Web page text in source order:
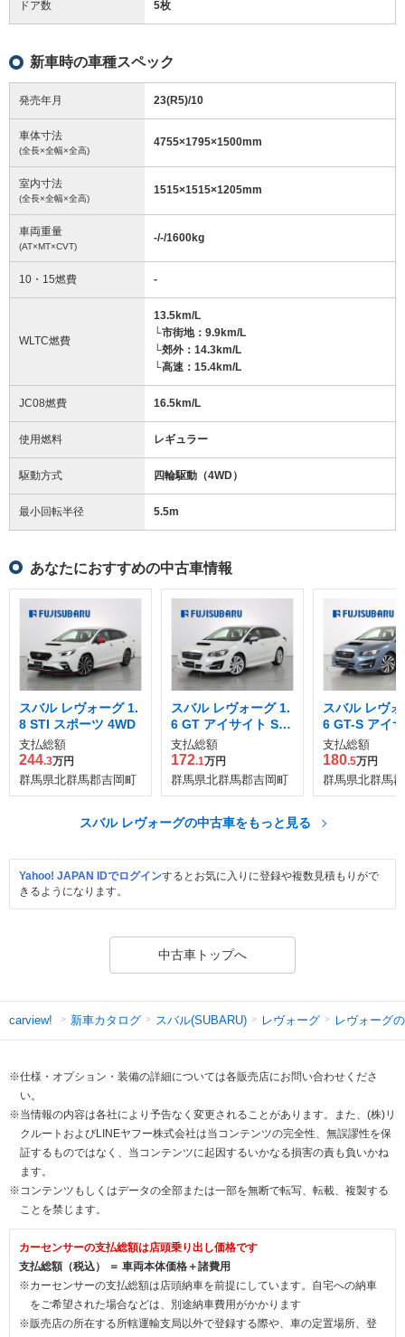
ドア数 5枚
新車時の車種スペック
発売年月 23(R5)/10
車体寸法
(全長×全幅×全高)
4755×1795×1500mm
室内寸法
(全長×全幅×全高)
1515×1515×1205mm
車両重量
(AT×MT×CVT)
-/-/1600kg
10・15燃費 -
WLTC燃費
13.5km/L
└市街地：9.9km/L
└郊外：14.3km/L
└高速：15.4km/L
JC08燃費 16.5km/L
使用燃料 レギュラー
駆動方式 四輪駆動（4WD）
最小回転半径 5.5m
あなたにおすすめの中古車情報
スバル レヴォーグ 1.
8 STI スポーツ 4WD
支払総額
244.3万円
群馬県北群馬郡吉岡町
スバル レヴォーグ 1.
6 GT アイサイト Sス
タイル 4WD
支払総額
172.1万円
群馬県北群馬郡吉岡町
スバル レヴ
6 GT-S アイ
WD
支払総額
180.5万円
群馬県北群馬
スバル レヴォーグの中古車をもっと見る
Yahoo! JAPAN IDでログインするとお気に入りに登録や複数見積もりがで
きるようになります。
中古車トップへ
carview! 新車カタログ スバル(SUBARU) レヴォーグ レヴォーグ
※仕様・オプション・装備の詳細については各販売店にお問い合わせくださ
い。
※当情報の内容は各社により予告なく変更されることがあります。また、(株)リ
クルートおよびLINEヤフー株式会社は当コンテンツの完全性、無誤謬性を保
証するものではなく、当コンテンツに起因するいかなる損害の責も負いかね
ます。
※コンテンツもしくはデータの全部または一部を無断で転写、転載、複製する
ことを禁じます。
カーセンサーの支払総額は店頭乗り出し価格です
支払総額（税込） ＝ 車両本体価格＋諸費用
※カーセンサーの支払総額は店頭納車を前提にしています。自宅への納車
をご希望された場合などは、別途納車費用がかかります
※販売店の所在する所轄運輸支局以外で登録する際や、車の定置場所、登